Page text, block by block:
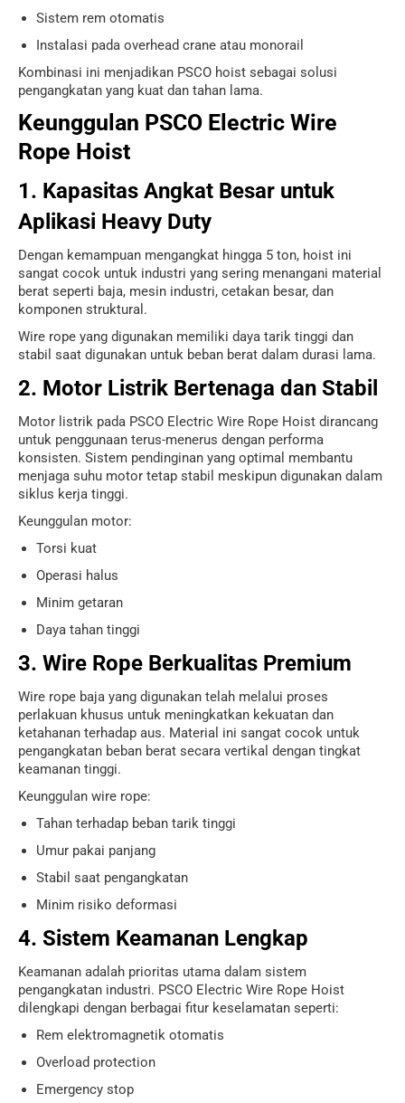
Sistem rem otomatis
Instalasi pada overhead crane atau monorail
Kombinasi ini menjadikan PSCO hoist sebagai solusi
pengangkatan yang kuat dan tahan lama.
Keunggulan PSCO Electric Wire
Rope Hoist
1. Kapasitas Angkat Besar untuk
Aplikasi Heavy Duty
Dengan kemampuan mengangkat hingga 5 ton, hoist ini
sangat cocok untuk industri yang sering menangani material
berat seperti baja, mesin industri, cetakan besar, dan
komponen struktural.
Wire rope yang digunakan memiliki daya tarik tinggi dan
stabil saat digunakan untuk beban berat dalam durasi lama.
2. Motor Listrik Bertenaga dan Stabil
Motor listrik pada PSCO Electric Wire Rope Hoist dirancang
untuk penggunaan terus-menerus dengan performa
konsisten. Sistem pendinginan yang optimal membantu
menjaga suhu motor tetap stabil meskipun digunakan dalam
siklus kerja tinggi.
Keunggulan motor:
Torsi kuat
Operasi halus
Minim getaran
Daya tahan tinggi
3. Wire Rope Berkualitas Premium
Wire rope baja yang digunakan telah melalui proses
perlakuan khusus untuk meningkatkan kekuatan dan
ketahanan terhadap aus. Material ini sangat cocok untuk
pengangkatan beban berat secara vertikal dengan tingkat
keamanan tinggi.
Keunggulan wire rope:
Tahan terhadap beban tarik tinggi
Umur pakai panjang
Stabil saat pengangkatan
Minim risiko deformasi
4. Sistem Keamanan Lengkap
Keamanan adalah prioritas utama dalam sistem
pengangkatan industri. PSCO Electric Wire Rope Hoist
dilengkapi dengan berbagai fitur keselamatan seperti:
Rem elektromagnetik otomatis
Overload protection
Emergency stop